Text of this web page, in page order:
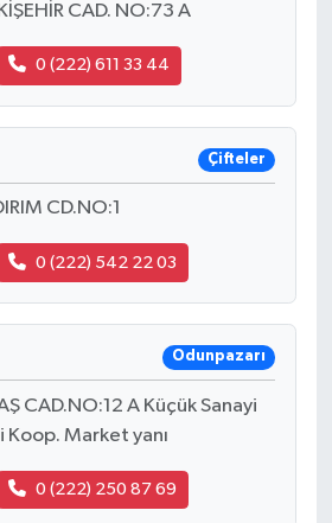
CAD. NO:73 A
0 (222) 611 33 44
Çifteler
CD.NO:1
0 (222) 542 22 03
Odunpazarı
CAD.NO:12 A Küçük Sanayi
Koop. Market yanı
0 (222) 250 87 69